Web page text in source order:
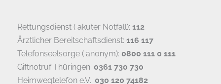
Rettungsdienst ( akuter Notfall): 112
Ärztlicher Bereitschaftsdienst: 116 117
Telefonseelsorge ( anonym): 0800 111 0 111
Giftnotruf Thüringen: 0361 730 730
Heimwegtelefon e.V.: 030 120 74182